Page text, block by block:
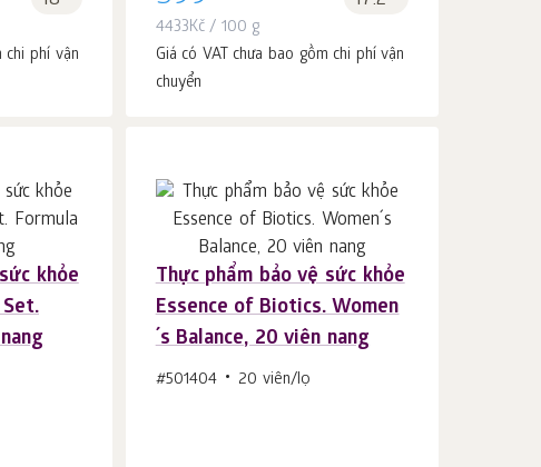
chi phí vận
4433Kč/ 100 g
Giá có VAT chưa bao gồm chi phí vận
chuyển
khỏe
c.
Thực phẩm bảo vệ sức khỏe
Essence of Biotics. Women
´s Balance, 20 viên nang
#501404 20 viên/lọ
Cho vào giỏ hàng
1
c.